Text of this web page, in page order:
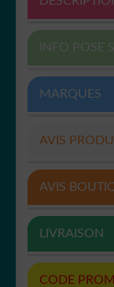
INFO POSE
MARQUES
AVIS
AVIS
LIVRAISON
CODE